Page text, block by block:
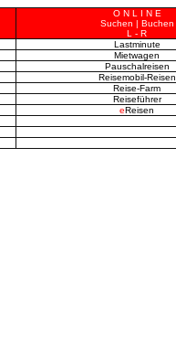
O N L I N E
Suchen | Buchen
L - R
Lastminute
Mietwagen
Pauschalreisen
Reisemobil-Reisen
Reise-Farm
Reiseführer
eReisen